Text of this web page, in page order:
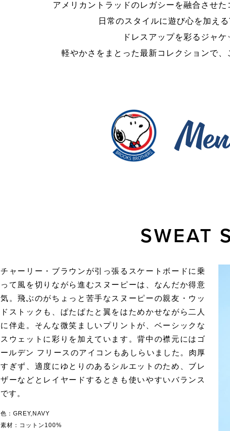
アメリカントラッドのレガシーを融合させ
日常のスタイルに遊び心を加え
ドレスアップを彩るジャケ
軽やかさをまとった最新コレクションで、
SWEAT
チャーリー・ブラウンが引っ張るスケートボードに乗
って風を切りながら進むスヌーピーは、なんだか得意
気。飛ぶのがちょっと苦手なスヌーピーの親友・ウッ
ドストックも、ぱたぱたと翼をはためかせながら二人
に伴走。そんな微笑ましいプリントが、ベーシックな
スウェットに彩りを加えています。背中の襟元にはゴ
ールデン フリースのアイコンもあしらいました。肉厚
すぎず、適度にゆとりのあるシルエットのため、ブレ
ザーなどとレイヤードするときも使いやすいバランス
です。
色：GREY,NAVY
素材：コットン100%